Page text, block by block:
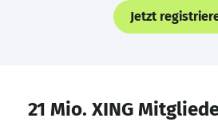
Jetzt
21 Mio. XING